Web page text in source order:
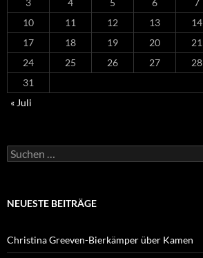
3 4 5 6 7
10
11 12 13 14
17
18 19 20 21
24
25 26 27 28
31
« Juli
Suchen
nach:
NEUESTE BEITRÄGE
Christina Greeven-Bierkämper über Kamen